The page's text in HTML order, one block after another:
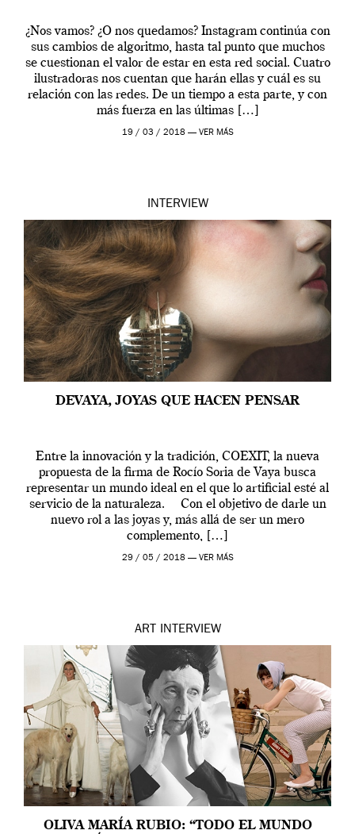
¿Nos vamos? ¿O nos quedamos? Instagram continúa con
sus cambios de algoritmo, hasta tal punto que muchos
se cuestionan el valor de estar en esta red social. Cuatro
ilustradoras nos cuentan que harán ellas y cuál es su
relación con las redes. De un tiempo a esta parte, y con
más fuerza en las últimas […]
19 / 03 / 2018 — VER MÁS
INTERVIEW
DEVAYA, JOYAS QUE HACEN PENSAR
Entre la innovación y la tradición, COEXIT, la nueva
propuesta de la firma de Rocío Soria de Vaya busca
representar un mundo ideal en el que lo artificial esté al
servicio de la naturaleza. Con el objetivo de darle un
nuevo rol a las joyas y, más allá de ser un mero
complemento, […]
29 / 05 / 2018 — VER MÁS
ART INTERVIEW
OLIVA MARÍA RUBIO: “TODO EL MUNDO